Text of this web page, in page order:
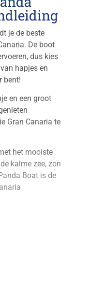
je de beste
. De boot
dus kies
hapjes en
bent!
en een groot
Gran Canaria te
het mooiste
kalme zee, zon
Boat is de